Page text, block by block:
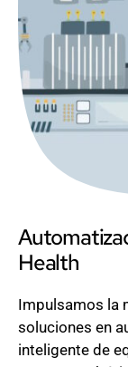
Health
Impulsamos la
soluciones en
inteligente de